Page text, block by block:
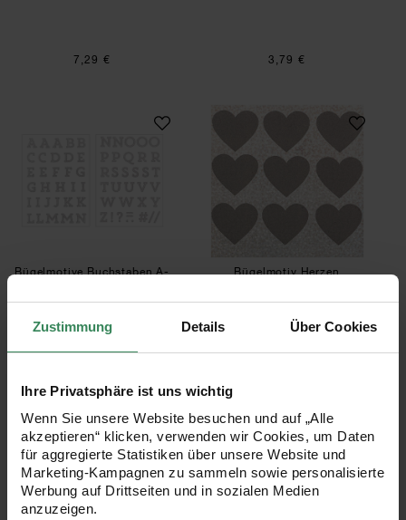
Zustimmung Details Über Cookies
Ihre Privatsphäre ist uns wichtig
Wenn Sie unsere Website besuchen und auf „Alle
akzeptieren“ klicken, verwenden wir Cookies, um Daten
für aggregierte Statistiken über unsere Website und
Marketing-Kampagnen zu sammeln sowie personalisierte
Werbung auf Drittseiten und in sozialen Medien
anzuzeigen.
7,29 € 3,79 €
Bügelmotive Buchstaben A-Z silber glitter
Bügelmotive Buchstaben A-
Bügelmotiv
Bügelmotiv Herzen
Bügelmotiv Pfeil 84x28mm StrassPatches kleine